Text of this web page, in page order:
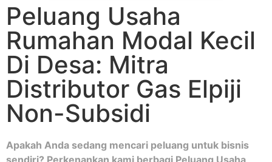
Peluang Usaha
Rumahan Modal Kecil
Di Desa: Mitra
Distributor Gas Elpiji
Non-Subsidi
Apakah Anda sedang mencari peluang untuk bisnis
sendiri? Perkenankan kami berbagi Peluang Usaha